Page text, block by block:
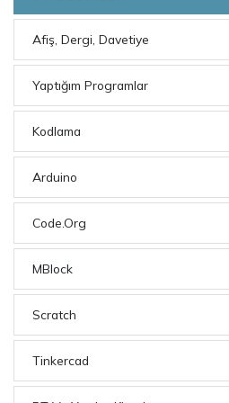
Afiş, Dergi, Davetiye
Yaptığım Programlar
Kodlama
Arduino
Code.Org
MBlock
Scratch
Tinkercad